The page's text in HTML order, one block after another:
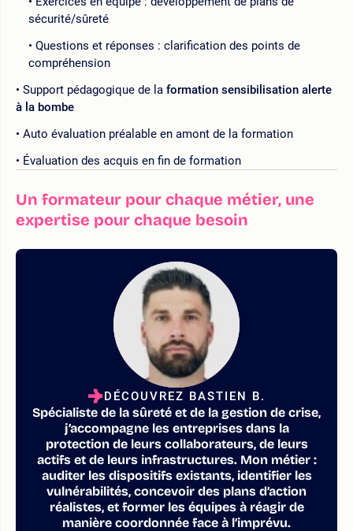
sécurité/sûreté
Questions et réponses : clarification des points de
compréhension
Support pédagogique de la formation sensibilisation alerte
à la bombe
Auto évaluation préalable en amont de la formation
Évaluation des acquis en fin de formation
Un formateur pour chaque métier, une
expertise pour chaque besoin
DÉCOUVREZ BASTIEN B.
Spécialiste de la sûreté et de la gestion de crise,
j’accompagne les entreprises dans la
protection de leurs collaborateurs, de leurs
actifs et de leurs infrastructures. Mon métier :
auditer les dispositifs existants, identifier les
vulnérabilités, concevoir des plans d’action
réalistes, et former les équipes à réagir de
manière coordonnée face à l’imprévu.